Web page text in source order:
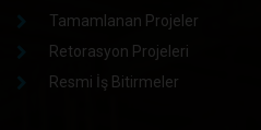
Tamamlanan Projeler
Retorasyon Projeleri
Resmi İş Bitirmeler